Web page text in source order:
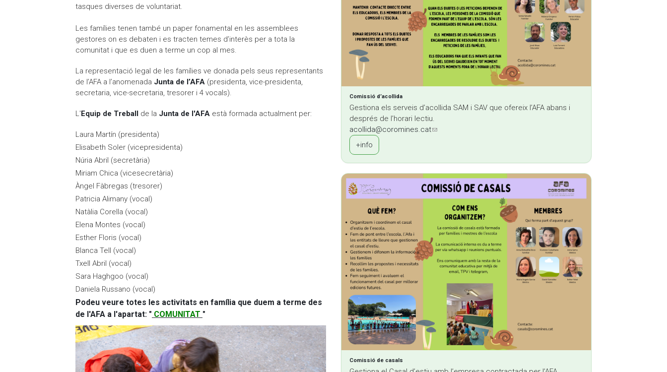
Documents autoritzacions / Justificants
Documentació Activitats Extraescolars
tasques diverses de voluntariat.
Les famílies tenen també un paper fonamental en les assemblees
gestores on es debaten i es tracten temes d’interès per a tota la
comunitat i que es duen a terme un cop al mes.
La representació legal de les famílies ve donada pels seus representants
de l’AFA a l’anomenada Junta de l’AFA (presidenta, vice-presidenta,
secretaria, vice-secretaria, tresorer i 4 vocals).
L'Equip de Treball de la Junta de l'AFA està formada actualment per:
Laura Martín (presidenta)
Elisabeth Soler (vicepresidenta)
Núria Abril (secretària)
Miriam Chica (vicesecretària)
Àngel Fàbregas (tresorer)
Patricia Alimany (vocal)
Natàlia Corella (vocal)
Elena Montes (vocal)
Esther Floris (vocal)
Blanca Tell (vocal)
Txell Abril (vocal)
Sara Haghgoo (vocal)
Daniela Russano (vocal)
Podeu veure totes les activitats en família que duem a terme des
de l'AFA a l'apartat: " COMUNITAT "
Comissió d’acollida
Gestiona els serveis d’acollida SAM i SAV que ofereix l’AFA abans i
després de l’horari lectiu.
acollida@coromines.cat(link sends e-mail)
+info
Comissió de casals